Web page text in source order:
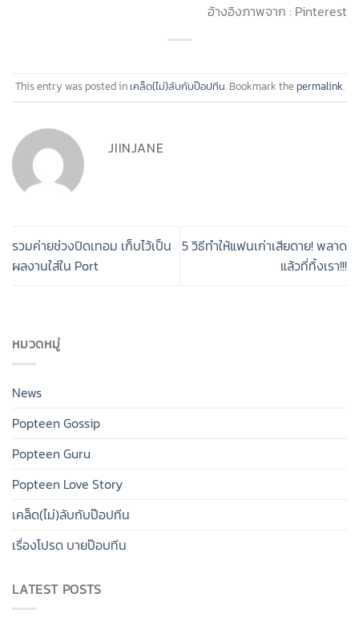
อ้างอิงภาพจาก : Pinterest
This entry was posted in เคล็ด(ไม่)ลับกับป๊อปทีน. Bookmark the permalink.
JIINJANE
รวมค่ายช่วงปิดเทอม เก็บไว้เป็น
ผลงานใส่ใน Port
5 วิธีทำให้แฟนเก่าเสียดาย! พลาด
แล้วที่ทิ้งเรา!!!
หมวดหมู่
News
Popteen Gossip
Popteen Guru
Popteen Love Story
เคล็ด(ไม่)ลับกับป๊อปทีน
เรื่องโปรด บายป๊อบทีน
LATEST POSTS